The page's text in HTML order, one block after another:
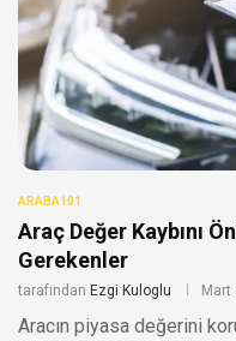
ARABA101
Araç Değer Kaybını
Gerekenler
tarafından Ezgi Kuloglu Mart
Aracın piyasa değerini